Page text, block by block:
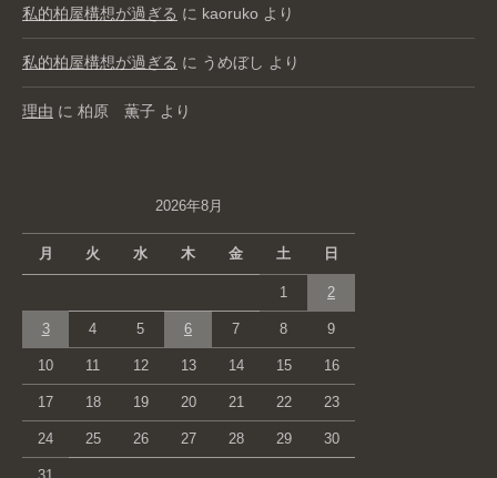
私的柏屋構想が過ぎる に kaoruko より
私的柏屋構想が過ぎる に うめぼし より
理由 に 柏原 薫子 より
2026年8月
月 火 水 木 金 土 日
1 2
3 4 5 6 7 8 9
10 11 12 13 14 15 16
17 18 19 20 21 22 23
24 25 26 27 28 29 30